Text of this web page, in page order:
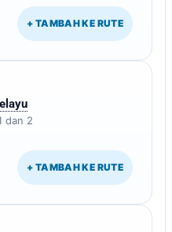
+ TAMBAH KE RUTE
dan 2
+ TAMBAH KE RUTE